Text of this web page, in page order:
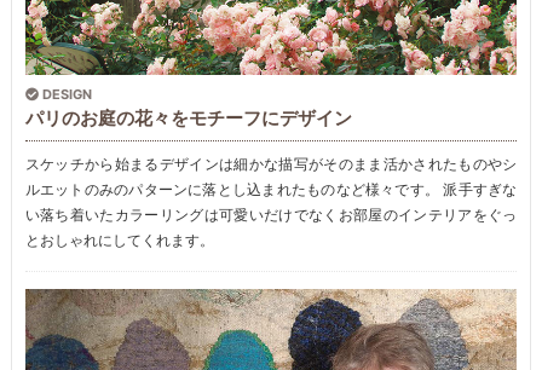
DESIGN
パリのお庭の花々をモチーフにデザイン
スケッチから始まるデザインは細かな描写がそのまま活かされたものやシ
ルエットのみのパターンに落とし込まれたものなど様々です。 派手すぎな
い落ち着いたカラーリングは可愛いだけでなくお部屋のインテリアをぐっ
とおしゃれにしてくれます。